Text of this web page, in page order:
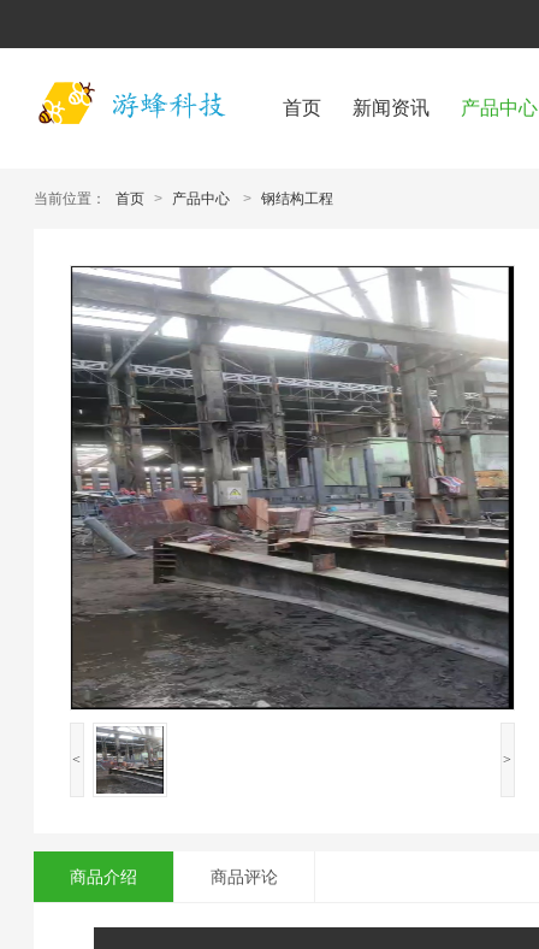
首页 新闻资讯 产品中心
当前位置： 首页 > 产品中心 > 钢结构工程
< >
商品介绍 商品评论